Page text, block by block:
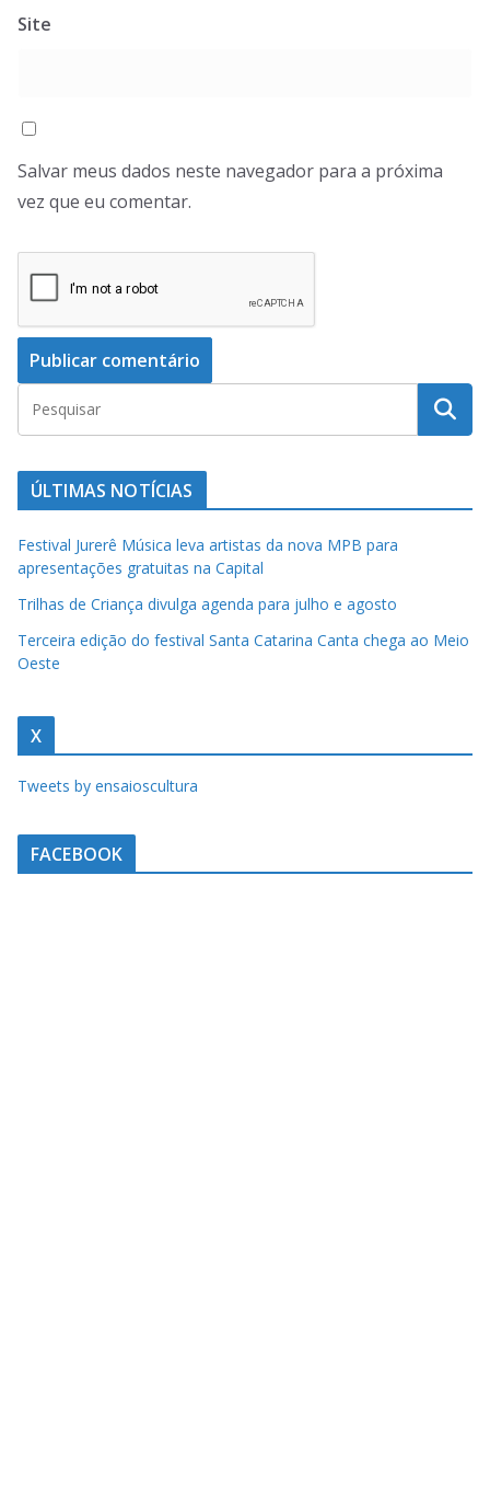
Site
Salvar meus dados neste navegador para a próxima
vez que eu comentar.
ÚLTIMAS NOTÍCIAS
Festival Jurerê Música leva artistas da nova MPB para
apresentações gratuitas na Capital
Trilhas de Criança divulga agenda para julho e agosto
Terceira edição do festival Santa Catarina Canta chega ao Meio
Oeste
X
Tweets by ensaioscultura
FACEBOOK